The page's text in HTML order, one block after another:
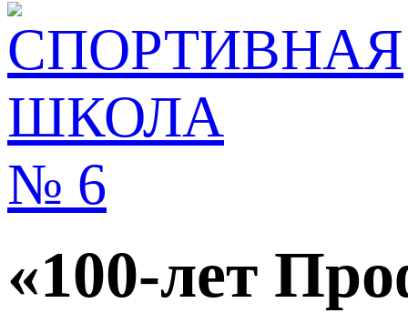
«100-лет